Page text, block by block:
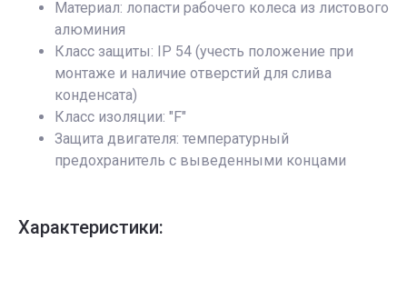
Материал: лопасти рабочего колеса из листового
алюминия
Класс защиты: IP 54 (учесть положение при
монтаже и наличие отверстий для слива
конденсата)
Класс изоляции: "F"
Защита двигателя: температурный
предохранитель с выведенными концами
Характеристики: